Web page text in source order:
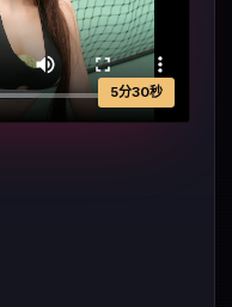
5分30秒